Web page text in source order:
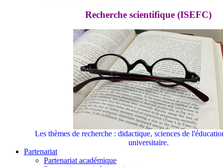
Recherche scientifique (ISEFC)
Les thèmes de recherche : didactique, sciences de
universitaire.
Partenariat
Partenariat académique